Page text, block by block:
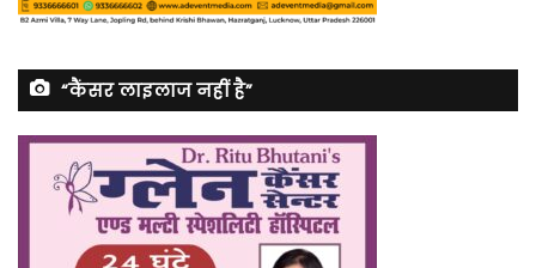
“कैंसर लाइलाज नहीं है”